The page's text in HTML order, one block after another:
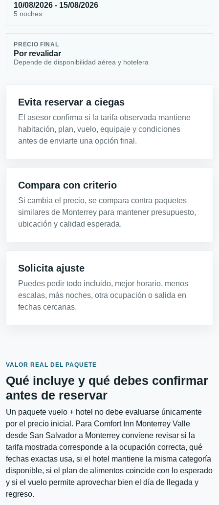
10/08/2026 - 15/08/2026
5 noches
PRECIO FINAL
Por revalidar
Depende de disponibilidad aérea y hotelera
Evita reservar a ciegas
El asesor confirma si la tarifa observada mantiene
habitación, plan, vuelo, equipaje y condiciones
antes de enviarte una opción final.
Compara con criterio
Si cambia el precio, se compara contra paquetes
similares de Monterrey para mantener presupuesto,
ubicación y calidad esperada.
Solicita ajuste
Puedes pedir todo incluido, mejor horario, menos
escalas, más noches, otra ocupación o salida en
fechas cercanas.
VALOR REAL DEL PAQUETE
Qué incluye y qué debes confirmar
antes de reservar
Un paquete vuelo + hotel no debe evaluarse únicamente
por el precio inicial. Para Comfort Inn Monterrey Valle
desde San Salvador a Monterrey conviene revisar si la
tarifa mostrada corresponde a la ocupación correcta, qué
fechas exactas usa, si el hotel mantiene la misma categoría
disponible, si el plan de alimentos coincide con lo esperado
y si el vuelo permite aprovechar bien el día de llegada y
regreso.